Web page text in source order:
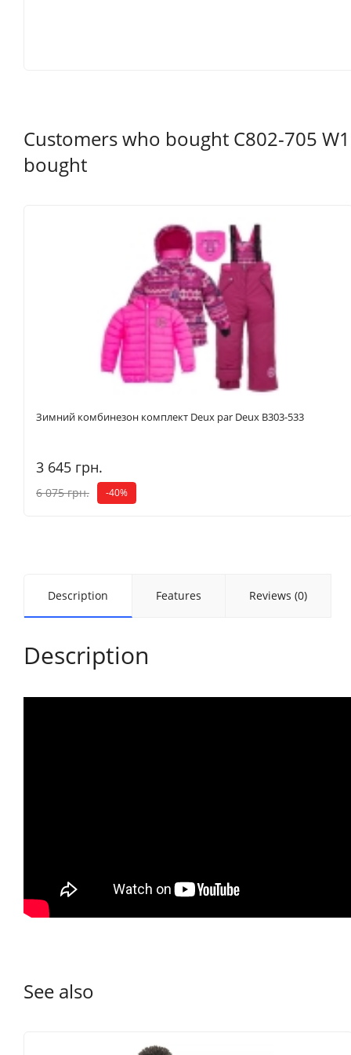
Customers who bought C802-705
bought
Зимний комбинезон комплект Deux par Deux B303-533
3 645 грн.
6 075 грн. -40%
Description Features Reviews (0)
Description
See also